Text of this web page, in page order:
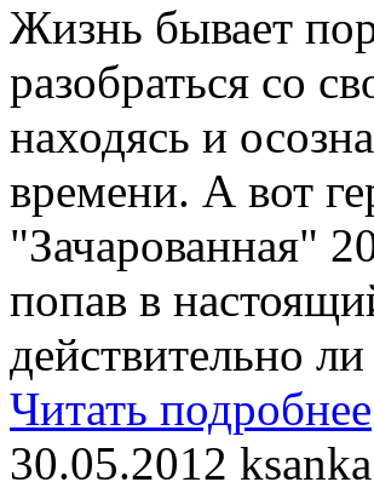
Жизнь бывает
разобраться со
находясь и
времени. А вот
"Зачарованная"
попав в
действительно
Читать подробнее
30.05.2012 ksanka